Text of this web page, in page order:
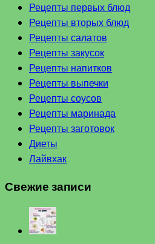
Рецепты первых блюд
Рецепты вторых блюд
Рецепты салатов
Рецепты закусок
Рецепты напитков
Рецепты выпечки
Рецепты соусов
Рецепты маринада
Рецепты заготовок
Диеты
Лайвхак
Свежие записи